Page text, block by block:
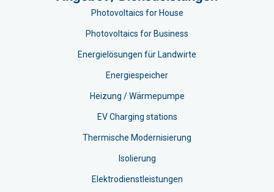
Photovoltaics for House
Photovoltaics for Business
Energielösungen für Landwirte
Energiespeicher
Heizung / Wärmepumpe
EV Charging stations​
Thermische Modernisierung
Isolierung
Elektrodienstleistungen